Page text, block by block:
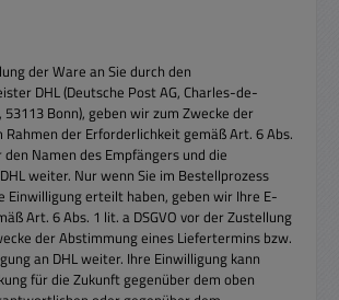
der Ware an Sie durch den
DHL (Deutsche Post AG, Charles-de-
Bonn), geben wir zum Zwecke der
Rahmen der Erforderlichkeit gemäß Art. 6 Abs.
den Namen des Empfängers und die
weiter. Nur wenn Sie im Bestellprozess
Einwilligung erteilt haben, geben wir Ihre E-
Art. 6 Abs. 1 lit. a DSGVO vor der Zustellung
der Abstimmung eines Liefertermins bzw.
an DHL weiter. Ihre Einwilligung kann
für die Zukunft gegenüber dem oben